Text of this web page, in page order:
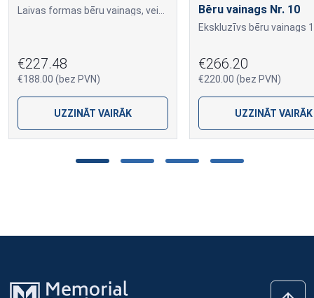
€227.48
€188.00 (bez PVN)
UZZINĀT VAIRĀK
Bēru vainags Nr. 10
€266.20
€220.00 (bez PVN)
UZZINĀT VAIRĀK